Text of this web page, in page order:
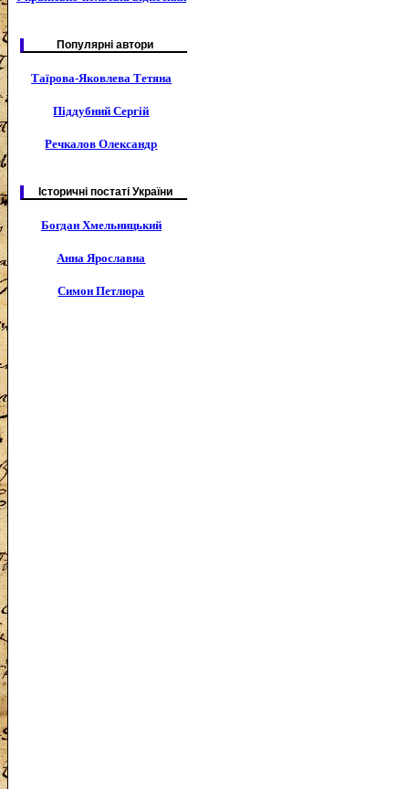
Популярні автори
Таїрова-Яковлева Тетяна
Піддубний Сергій
Речкалов Олександр
Історичні постаті України
Богдан Хмельницький
Анна Ярославна
Симон Петлюра